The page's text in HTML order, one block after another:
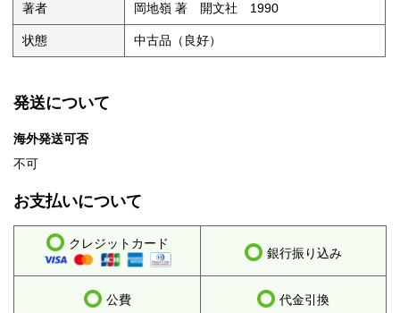
著者 岡地嶺 著 開文社 1990
状態 中古品（良好）
発送について
海外発送可否
不可
お支払いについて
クレジットカード
銀行振り込み
公費 代金引換